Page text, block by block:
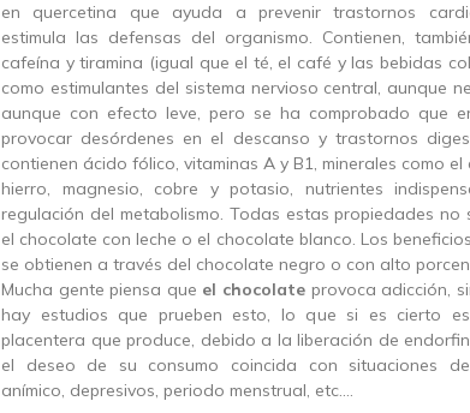
en quercetina que ayuda a prevenir trastornos
estimula las defensas del organismo. Contienen,
cafeína y tiramina (igual que el té, el café y las bebidas
como estimulantes del sistema nervioso central, aunque
aunque con efecto leve, pero se ha comprobado que
provocar desórdenes en el descanso y trastornos
contienen ácido fólico, vitaminas A y B1, minerales como
hierro, magnesio, cobre y potasio, nutrientes
regulación del metabolismo. Todas estas propiedades no
el chocolate con leche o el chocolate blanco. Los
se obtienen a través del chocolate negro o con alto
Mucha gente piensa que el chocolate provoca adicción,
hay estudios que prueben esto, lo que si es cierto
placentera que produce, debido a la liberación de
el deseo de su consumo coincida con situaciones
anímico, depresivos, periodo menstrual, etc.…